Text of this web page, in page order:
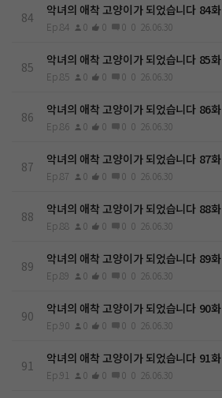
84 악녀의 애착 고양이가 되었습니다 84화
Ep.84 0 0 0 0 26.06.30
85 악녀의 애착 고양이가 되었습니다 85화
Ep.85 0 0 0 0 26.06.30
86 악녀의 애착 고양이가 되었습니다 86화
Ep.86 0 0 0 0 26.06.30
87 악녀의 애착 고양이가 되었습니다 87화
Ep.87 0 0 0 0 26.06.30
88 악녀의 애착 고양이가 되었습니다 88화
Ep.88 0 0 0 0 26.06.30
89 악녀의 애착 고양이가 되었습니다 89화
Ep.89 0 0 0 0 26.06.30
90 악녀의 애착 고양이가 되었습니다 90화
Ep.90 0 0 0 0 26.06.30
91 악녀의 애착 고양이가 되었습니다 91화
Ep.91 0 0 0 0 26.06.30